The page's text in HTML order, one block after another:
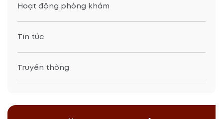
Hoạt động phòng khám
Tin tức
Truyền thông